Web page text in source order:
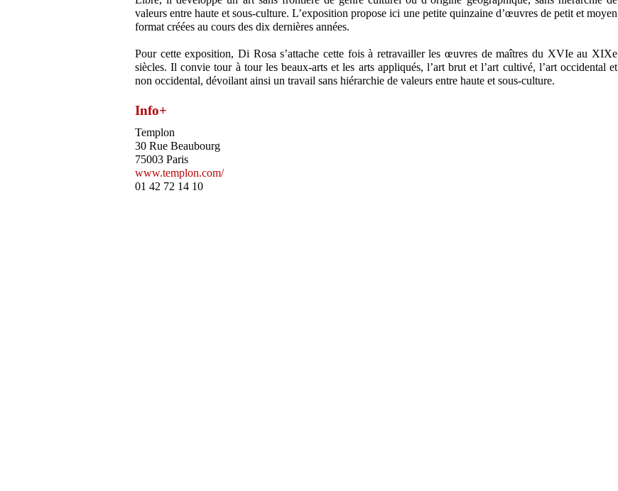
valeurs entre haute et sous-culture. L’exposition propose ici une petite quinzaine d’œuvres de petit et moyen
format créées au cours des dix dernières années.
Pour cette exposition, Di Rosa s’attache cette fois à retravailler les œuvres de maîtres du XVIe au XIXe
siècles. Il convie tour à tour les beaux-arts et les arts appliqués, l’art brut et l’art cultivé, l’art occidental et
non occidental, dévoilant ainsi un travail sans hiérarchie de valeurs entre haute et sous-culture.
Info+
Templon
30 Rue Beaubourg
75003 Paris
www.templon.com/
01 42 72 14 10